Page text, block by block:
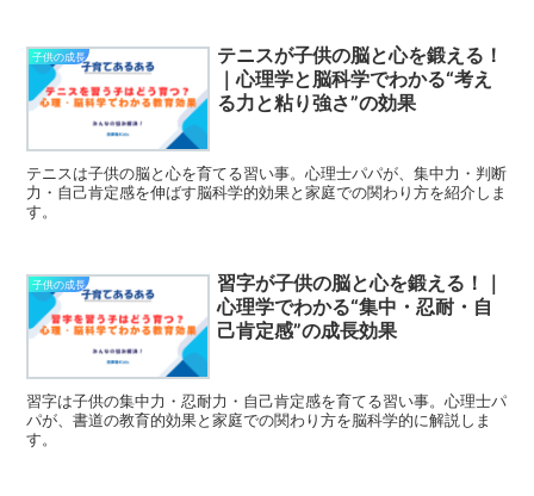
子供の成長
テニスが子供の脳と心を鍛える！
｜心理学と脳科学でわかる“考え
る力と粘り強さ”の効果
テニスは子供の脳と心を育てる習い事。心理士パパが、集中力・判断
力・自己肯定感を伸ばす脳科学的効果と家庭での関わり方を紹介しま
す。
子供の成長
習字が子供の脳と心を鍛える！｜
心理学でわかる“集中・忍耐・自
己肯定感”の成長効果
習字は子供の集中力・忍耐力・自己肯定感を育てる習い事。心理士パ
パが、書道の教育的効果と家庭での関わり方を脳科学的に解説しま
す。